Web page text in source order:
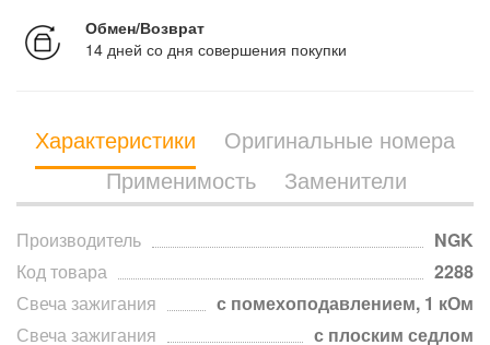
Обмен/Возврат
14 дней со дня совершения покупки
Характеристики
Оригинальные номера
Применимость
Заменители
Производитель
NGK
Код товара
2288
Свеча зажигания
с помехоподавлением, 1 кОм
Свеча зажигания
с плоским седлом